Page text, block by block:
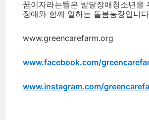
꿈이자라는뜰은 발달장애청소년을
장애와 함께 일하는 돌봄농장입니
www.greencarefarm.org
www.facebook.com/
www.instagram.com/